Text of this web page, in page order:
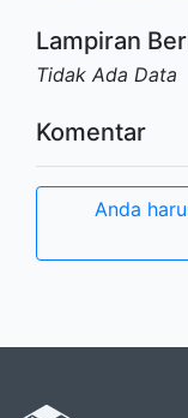
Lampiran
Tidak Ada Data
Komentar
Anda